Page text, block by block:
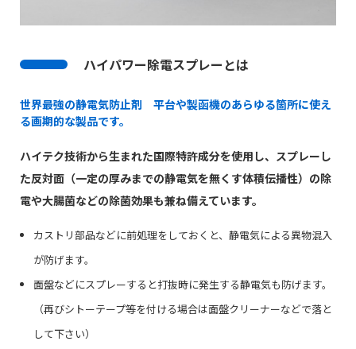
ハイパワー除電スプレーとは
世界最強の静電気防止剤 平台や製函機のあらゆる箇所に使え
る画期的な製品です。
ハイテク技術から生まれた国際特許成分を使用し、スプレーし
た反対面（一定の厚みまでの静電気を無くす体積伝播性）の除
電や大腸菌などの除菌効果も兼ね備えています。
カストリ部品などに前処理をしておくと、静電気による異物混入
が防げます。
面盤などにスプレーすると打抜時に発生する静電気も防げます。
（再びシトーテープ等を付ける場合は面盤クリーナーなどで落と
して下さい）